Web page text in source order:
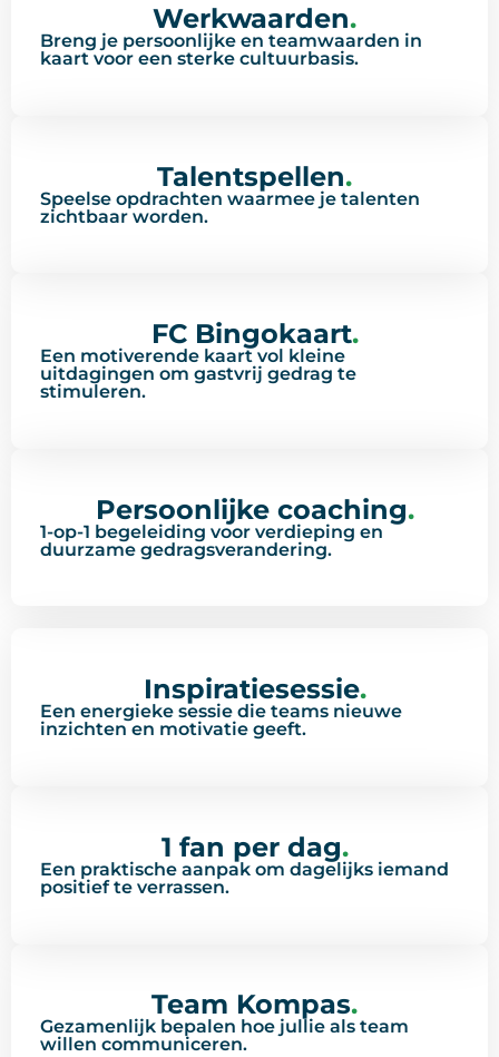
Werkwaarden.
Breng je persoonlijke en teamwaarden in
kaart voor een sterke cultuurbasis.
Talentspellen.
Speelse opdrachten waarmee je talenten
zichtbaar worden.
FC Bingokaart.
Een motiverende kaart vol kleine
uitdagingen om gastvrij gedrag te
stimuleren.
Persoonlijke coaching.
1-op-1 begeleiding voor verdieping en
duurzame gedragsverandering.
Inspiratiesessie.
Een energieke sessie die teams nieuwe
inzichten en motivatie geeft.
1 fan per dag.
Een praktische aanpak om dagelijks iemand
positief te verrassen.
Team Kompas.
Gezamenlijk bepalen hoe jullie als team
willen communiceren.